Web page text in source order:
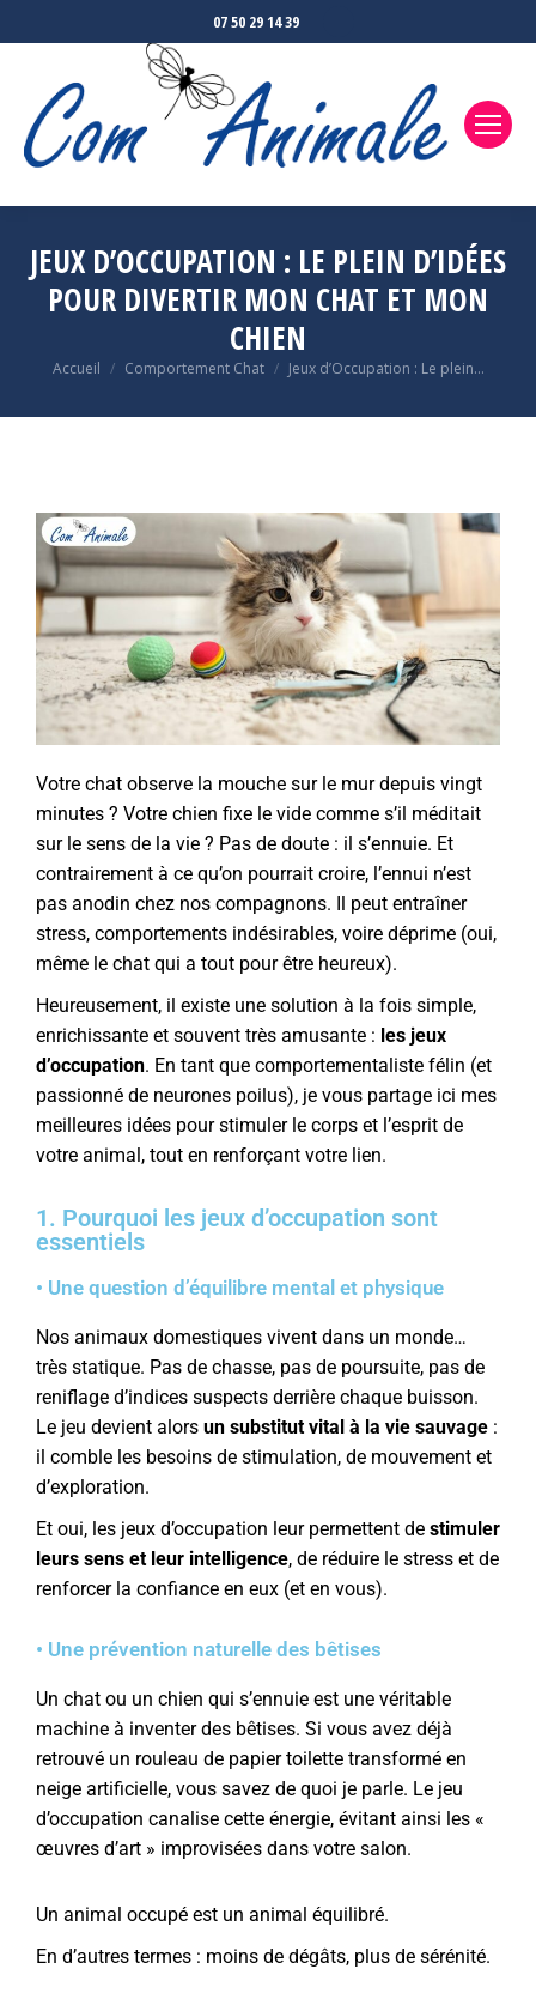
07 50 29 14 39
JEUX D’OCCUPATION : LE PLEIN D’IDÉES
POUR DIVERTIR MON CHAT ET MON
CHIEN
Vous êtes ici :
Accueil Comportement Chat Jeux d’Occupation : Le plein…
Votre chat observe la mouche sur le mur depuis vingt
minutes ? Votre chien fixe le vide comme s’il méditait
sur le sens de la vie ? Pas de doute : il s’ennuie. Et
contrairement à ce qu’on pourrait croire, l’ennui n’est
pas anodin chez nos compagnons. Il peut entraîner
stress, comportements indésirables, voire déprime (oui,
même le chat qui a tout pour être heureux).
Heureusement, il existe une solution à la fois simple,
enrichissante et souvent très amusante : les jeux
d’occupation. En tant que comportementaliste félin (et
passionné de neurones poilus), je vous partage ici mes
meilleures idées pour stimuler le corps et l’esprit de
votre animal, tout en renforçant votre lien.
1. Pourquoi les jeux d’occupation sont
essentiels
• Une question d’équilibre mental et physique
Nos animaux domestiques vivent dans un monde…
très statique. Pas de chasse, pas de poursuite, pas de
reniflage d’indices suspects derrière chaque buisson.
Le jeu devient alors un substitut vital à la vie sauvage :
il comble les besoins de stimulation, de mouvement et
d’exploration.
Et oui, les jeux d’occupation leur permettent de stimuler
leurs sens et leur intelligence, de réduire le stress et de
renforcer la confiance en eux (et en vous).
• Une prévention naturelle des bêtises
Un chat ou un chien qui s’ennuie est une véritable
machine à inventer des bêtises. Si vous avez déjà
retrouvé un rouleau de papier toilette transformé en
neige artificielle, vous savez de quoi je parle. Le jeu
d’occupation canalise cette énergie, évitant ainsi les «
œuvres d’art » improvisées dans votre salon.
Un animal occupé est un animal équilibré.
En d’autres termes : moins de dégâts, plus de sérénité.